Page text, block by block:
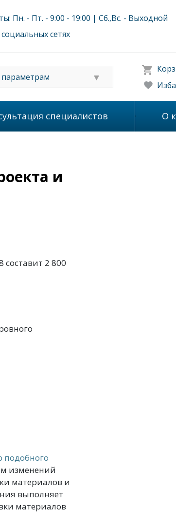
Пн. - Пт. - 9:00 - 19:00 | Сб.,Вс. - Выходной
сетях
специалистов О
и
2 800
подобного
изменений
материалов и
выполняет
материалов